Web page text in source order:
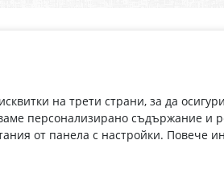
С абонамента се
на трети страни, за да
персонализирано съдържание
от панела с настройки. Повече